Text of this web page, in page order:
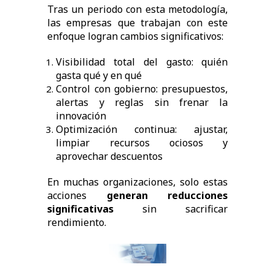
Tras un periodo con esta metodología,
las empresas que trabajan con este
enfoque logran cambios significativos:
Visibilidad total del gasto: quién
gasta qué y en qué
Control con gobierno: presupuestos,
alertas y reglas sin frenar la
innovación
Optimización continua: ajustar,
limpiar recursos ociosos y
aprovechar descuentos
En muchas organizaciones, solo estas
acciones generan reducciones
significativas sin sacrificar
rendimiento.